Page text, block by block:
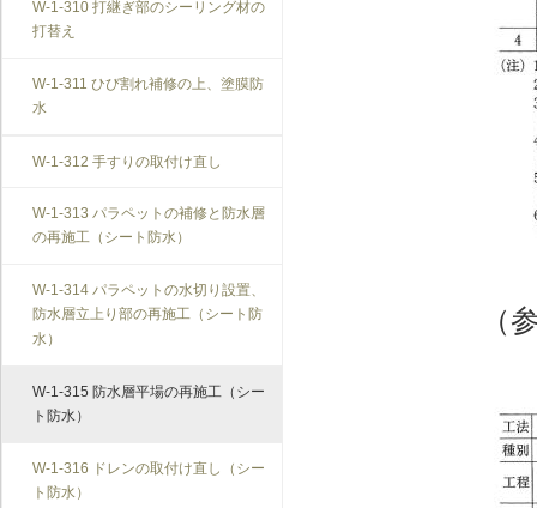
W-1-310 打継ぎ部のシーリング材の
打替え
W-1-311 ひび割れ補修の上、塗膜防
水
W-1-312 手すりの取付け直し
W-1-313 パラペットの補修と防水層
の再施工（シート防水）
W-1-314 パラペットの水切り設置、
防水層立上り部の再施工（シート防
水）
W-1-315 防水層平場の再施工（シー
ト防水）
W-1-316 ドレンの取付け直し（シー
ト防水）
（